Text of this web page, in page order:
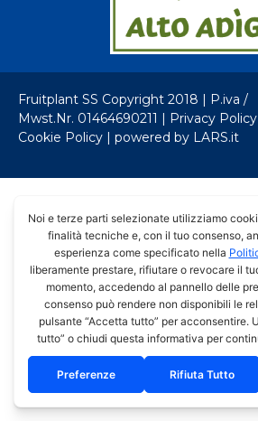
Fruitplant SS Copyright 2018 | P.iva /
Mwst.Nr. 01464690211 | Privacy Policy
Cookie Policy | powered by LARS.it